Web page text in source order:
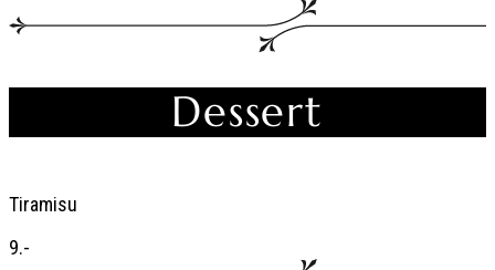
Dessert
Tiramisu
9.-